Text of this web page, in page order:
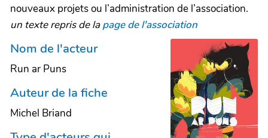
nouveaux projets ou l’administration de l’association.
un texte repris de lapage de l'association
Nom de l'acteur
Run ar Puns
Auteur de la fiche
Michel Briand